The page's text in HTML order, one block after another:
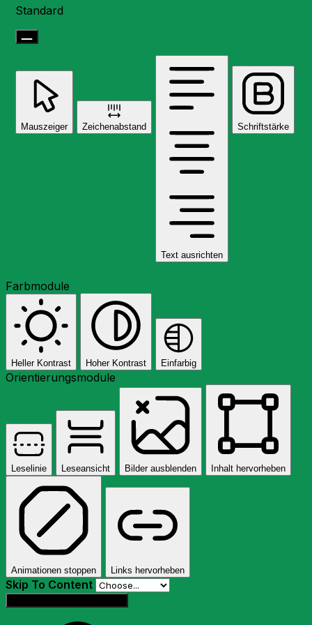
Standard
Mauszeiger Zeichenabstand
Text ausrichten
Schriftstärke
Farbmodule
Heller Kontrast Hoher Kontrast Einfarbig
Orientierungsmodule
Leselinie Leseansicht Bilder ausblenden Inhalt hervorheben
Animationen stoppen Links hervorheben
Skip To Content